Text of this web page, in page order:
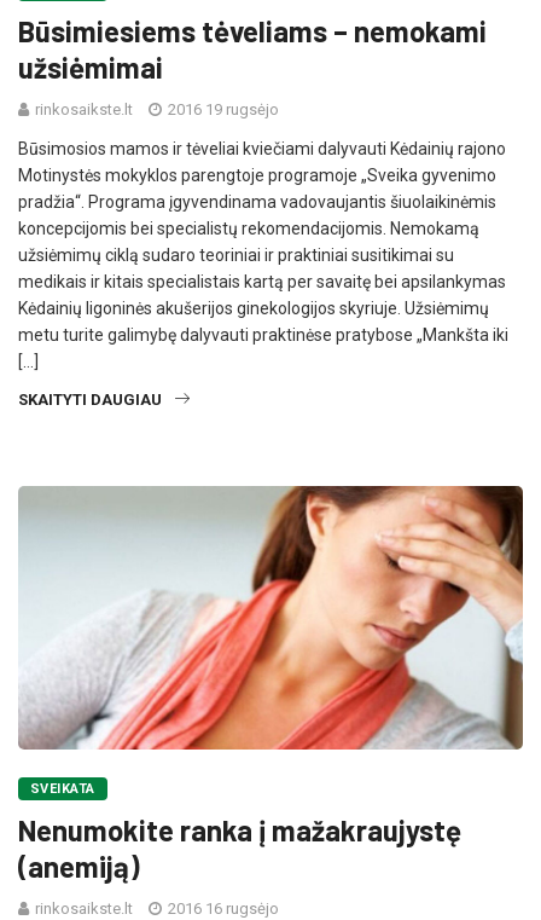
Būsimiesiems tėveliams – nemokami
užsiėmimai
rinkosaikste.lt 2016 19 rugsėjo
Būsimosios mamos ir tėveliai kviečiami dalyvauti Kėdainių rajono
Motinystės mokyklos parengtoje programoje „Sveika gyvenimo
pradžia“. Programa įgyvendinama vadovaujantis šiuolaikinėmis
koncepcijomis bei specialistų rekomendacijomis. Nemokamą
užsiėmimų ciklą sudaro teoriniai ir praktiniai susitikimai su
medikais ir kitais specialistais kartą per savaitę bei apsilankymas
Kėdainių ligoninės akušerijos ginekologijos skyriuje. Užsiėmimų
metu turite galimybę dalyvauti praktinėse pratybose „Mankšta iki
[…]
SKAITYTI DAUGIAU
SVEIKATA
Nenumokite ranka į mažakraujystę
(anemiją)
rinkosaikste.lt 2016 16 rugsėjo